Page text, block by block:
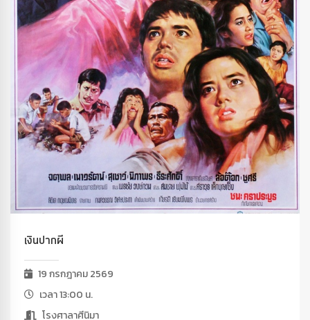
เงินปากผี
19 กรกฎาคม 2569
เวลา 13:00 น.
โรงศาลาศีนิมา